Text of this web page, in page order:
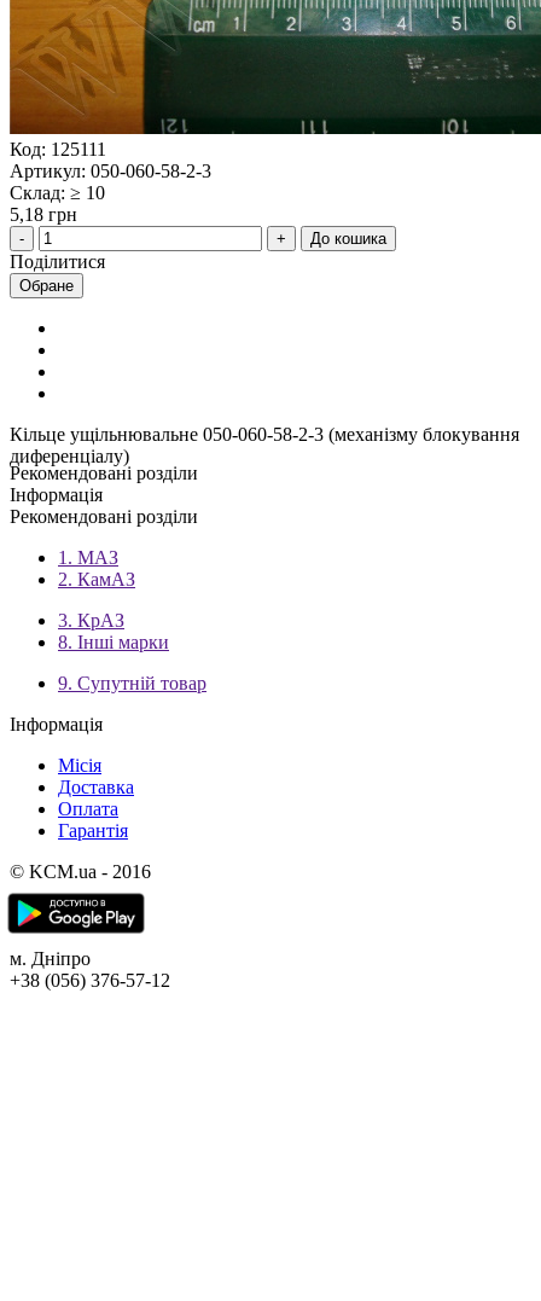
Код: 125111
Артикул: 050-060-58-2-3
Склад: ≥ 10
5,18 грн
До кошика
Поділитися
Обране
Кільце ущільнювальне 050-060-58-2-3 (механізму блокування
диференціалу)
Рекомендовані розділи
Інформація
Рекомендовані розділи
1. МАЗ
2. КамАЗ
3. КрАЗ
8. Інші марки
9. Супутній товар
Інформація
Місія
Доставка
Оплата
Гарантія
© KCM.ua - 2016
м. Дніпро
+38 (056) 376-57-12